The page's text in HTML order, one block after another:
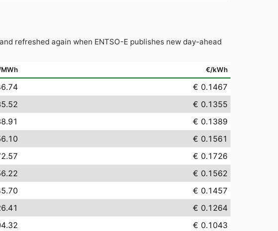
refreshed again when ENTSO-E publishes new day-ahead
€/kWh
€ 0.1467
€ 0.1355
€ 0.1389
€ 0.1561
€ 0.1726
€ 0.1562
€ 0.1457
€ 0.1264
€ 0.1043